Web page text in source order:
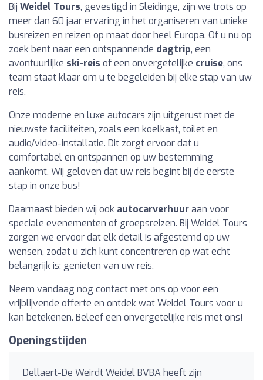
Bij Weidel Tours, gevestigd in Sleidinge, zijn we trots op
meer dan 60 jaar ervaring in het organiseren van unieke
busreizen en reizen op maat door heel Europa. Of u nu op
zoek bent naar een ontspannende dagtrip, een
avontuurlijke ski-reis of een onvergetelijke cruise, ons
team staat klaar om u te begeleiden bij elke stap van uw
reis.
Onze moderne en luxe autocars zijn uitgerust met de
nieuwste faciliteiten, zoals een koelkast, toilet en
audio/video-installatie. Dit zorgt ervoor dat u
comfortabel en ontspannen op uw bestemming
aankomt. Wij geloven dat uw reis begint bij de eerste
stap in onze bus!
Daarnaast bieden wij ook autocarverhuuraan voor
speciale evenementen of groepsreizen. Bij Weidel Tours
zorgen we ervoor dat elk detail is afgestemd op uw
wensen, zodat u zich kunt concentreren op wat echt
belangrijk is: genieten van uw reis.
Neem vandaag nog contact met ons op voor een
vrijblijvende offerte en ontdek wat Weidel Tours voor u
kan betekenen. Beleef een onvergetelijke reis met ons!
Openingstijden
Dellaert-De Weirdt Weidel BVBA heeft zijn